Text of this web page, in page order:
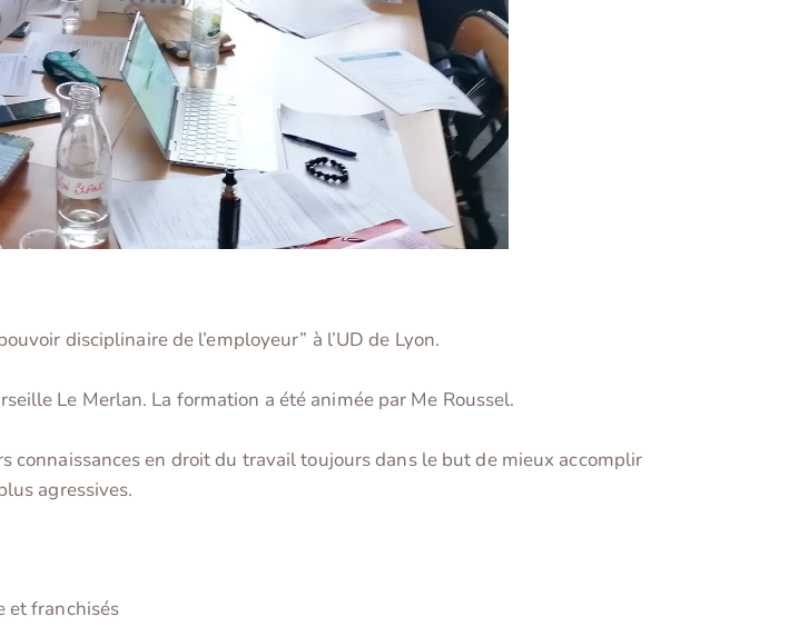
disciplinaire de l’employeur” à l’UD de Lyon.
Le Merlan. La formation a été animée par Me Roussel.
connaissances en droit du travail toujours dans le but de mieux accomplir
agressives.
et franchisés